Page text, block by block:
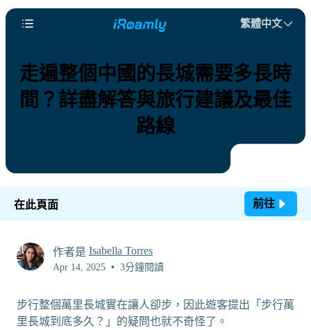
繁體中文
走遍整個中國的長城需要多長時
間？詳盡解答與旅行建議及最佳
路線
在此頁面 前往
作者是 Isabella Torres
Apr 14, 2025 • 3分鐘閱讀
步行整個萬里長城實在讓人卻步，因此遊客提出「步行萬
里長城到底多久？」的疑問也就不奇怪了。